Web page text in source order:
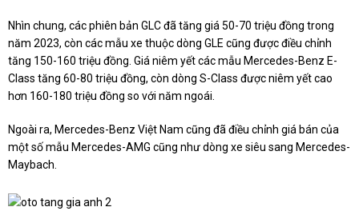
Nhìn chung, các phiên bản GLC đã tăng giá 50-70 triệu đồng trong
năm 2023, còn các mẫu xe thuộc dòng GLE cũng được điều chỉnh
tăng 150-160 triệu đồng. Giá niêm yết các mẫu Mercedes-Benz E-
Class tăng 60-80 triệu đồng, còn dòng S-Class được niêm yết cao
hơn 160-180 triệu đồng so với năm ngoái.
Ngoài ra, Mercedes-Benz Việt Nam cũng đã điều chỉnh giá bán của
một số mẫu Mercedes-AMG cũng như dòng xe siêu sang Mercedes-
Maybach.